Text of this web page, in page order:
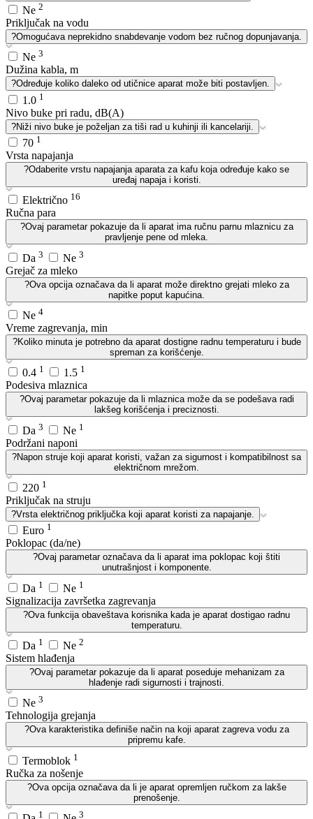
Ne 2
Priključak na vodu
?Omogućava neprekidno snabdevanje vodom bez ručnog dopunjavanja.
Ne 3
Dužina kabla, m
?Određuje koliko daleko od utičnice aparat može biti postavljen.
1.0 1
Nivo buke pri radu, dB(A)
?Niži nivo buke je poželjan za tiši rad u kuhinji ili kancelariji.
70 1
Vrsta napajanja
?Odaberite vrstu napajanja aparata za kafu koja određuje kako se
uređaj napaja i koristi.
Električno 16
Ručna para
?Ovaj parametar pokazuje da li aparat ima ručnu parnu mlaznicu za
pravljenje pene od mleka.
Da 3 Ne 3
Grejač za mleko
?Ova opcija označava da li aparat može direktno grejati mleko za
napitke poput kapućina.
Ne 4
Vreme zagrevanja, min
?Koliko minuta je potrebno da aparat dostigne radnu temperaturu i bude
spreman za korišćenje.
0.4 1 1.5 1
Podesiva mlaznica
?Ovaj parametar pokazuje da li mlaznica može da se podešava radi
lakšeg korišćenja i preciznosti.
Da 3 Ne 1
Podržani naponi
?Napon struje koji aparat koristi, važan za sigurnost i kompatibilnost sa
električnom mrežom.
220 1
Priključak na struju
?Vrsta električnog priključka koji aparat koristi za napajanje.
Euro 1
Poklopac (da/ne)
?Ovaj parametar označava da li aparat ima poklopac koji štiti
unutrašnjost i komponente.
Da 1 Ne 1
Signalizacija završetka zagrevanja
?Ova funkcija obaveštava korisnika kada je aparat dostigao radnu
temperaturu.
Da 1 Ne 2
Sistem hlađenja
?Ovaj parametar pokazuje da li aparat poseduje mehanizam za
hlađenje radi sigurnosti i trajnosti.
Ne 3
Tehnologija grejanja
?Ova karakteristika definiše način na koji aparat zagreva vodu za
pripremu kafe.
Termoblok 1
Ručka za nošenje
?Ova opcija označava da li je aparat opremljen ručkom za lakše
prenošenje.
1 3